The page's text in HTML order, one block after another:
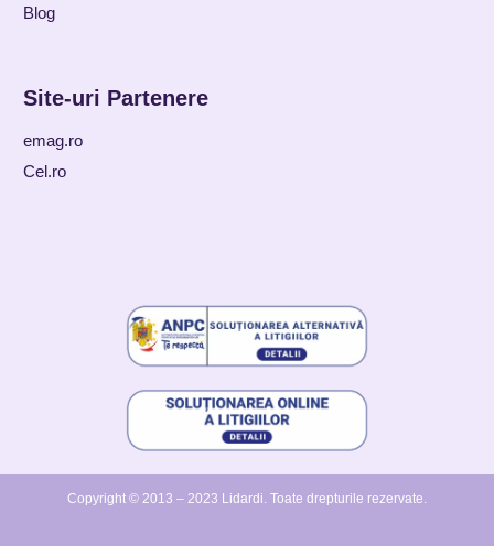
Blog
Site-uri Partenere
emag.ro
Cel.ro
Copyright © 2013 – 2023 Lidardi. Toate drepturile rezervate.